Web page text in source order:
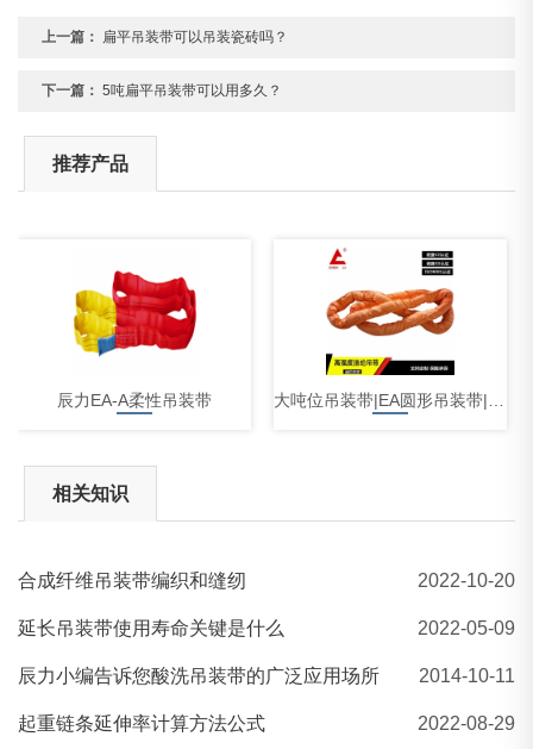
上一篇： 扁平吊装带可以吊装瓷砖吗？
下一篇： 5吨扁平吊装带可以用多久？
推荐产品
辰力EA-A柔性吊装带 大吨位吊装带|EA圆形吊装带|EB扁平吊装带|吊装带厂家
美标卸扣|弓形D型卸扣|卸扣厂家
相关知识
合成纤维吊装带编织和缝纫 2022-10-20
延长吊装带使用寿命关键是什么 2022-05-09
辰力小编告诉您酸洗吊装带的广泛应用场所 2014-10-11
起重链条延伸率计算方法公式 2022-08-29